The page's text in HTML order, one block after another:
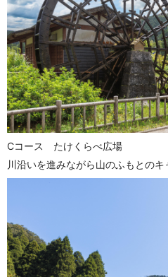
Cコース たけくらべ広場
川沿いを進みながら山のふもとのキ